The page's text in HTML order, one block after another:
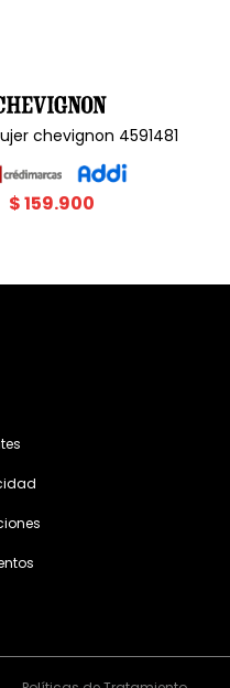
chevignon 4591481
$159.900